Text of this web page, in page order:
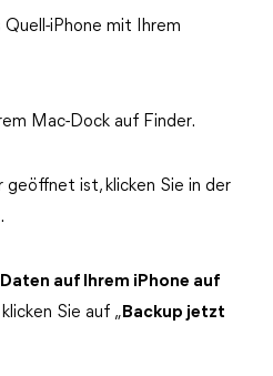
Quell-iPhone mit Ihrem
Mac-Dock auf Finder.
ist, klicken Sie in der
auf Ihrem iPhone auf
klicken Sie auf „ Backup jetzt